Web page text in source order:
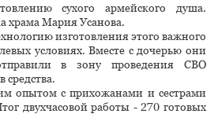
сухого армейского душа.
храма Мария Усанова.
изготовления этого важного
условиях. Вместе с дочерью они
в зону проведения СВО
средства.
опытом с прихожанами и сестрами
двухчасовой работы - 270 готовых